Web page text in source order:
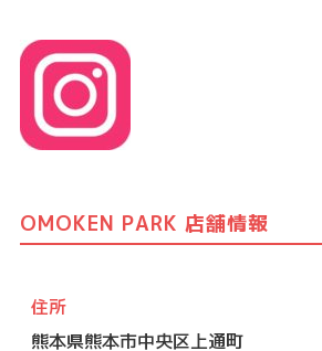
OMOKEN PARK 店舗情報
住所
熊本県熊本市中央区上通町